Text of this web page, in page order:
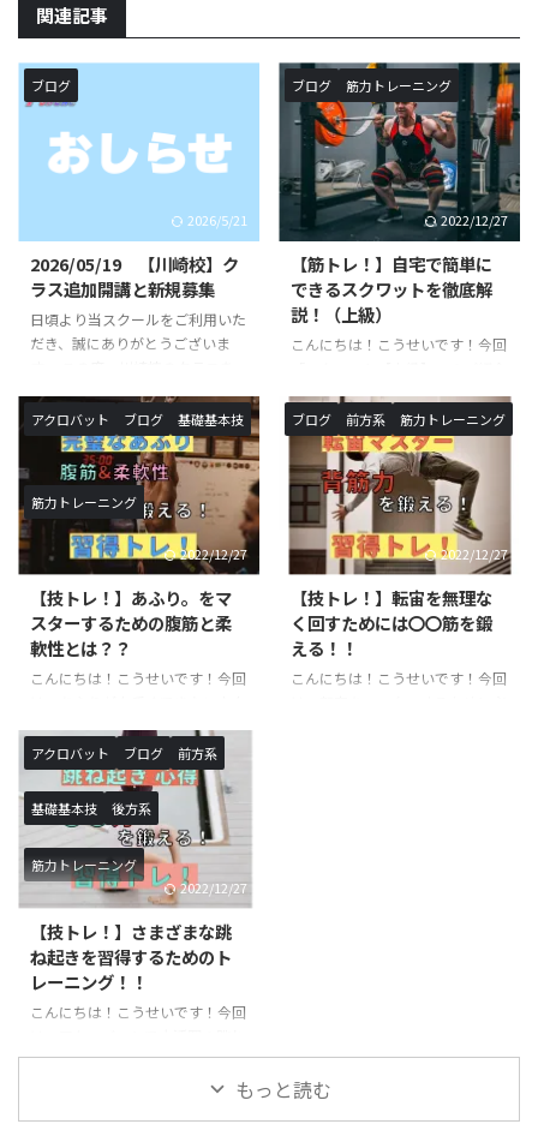
関連記事
ブログ
2026/5/21
2026/05/19 【川崎校】ク
ラス追加開講と新規募集
日頃より当スクールをご利用いた
だき、誠にありがとうございま
象校》◯SHOWBUZZ川崎校 毎
週 月曜日、火曜日〈新規追加ク
ラス〉バク転バク宙集中クラス
※小学生以上対象開講日（開講時
間）：月曜日（１６：１０〜１
７：２０）月額受講料 ￥９，９
００−バク転バク宙集中クラス
間）：火曜日（１６：１０〜１
７：２０）月額受講料 ￥９，９
００−アクロバットクラス ※小
学生以上対象開講日（開講時
８：５０ ...
ブログ 筋力トレーニング
2022/12/27
【筋トレ！】自宅で簡単に
できるスクワットを徹底解
説！（上級）
こんにちは！こうせいです！今回
です。以前ご紹介したスクワット
トレーニング中級の続編です！ス
クワットの名前を聞いたことや、
実際に行った事がある方も多いと
思います。本記事では、スクワッ
トにおける意識・正しい方法・上
級程度のレパートリーをご紹介し
ていきます！ スクワットと
と、上半身を垂直に伸ばしたまま
行う膝の屈伸運動です。一日に数
えきれないほど椅子に座ったり・
立ったりを行なっていますが、こ
アクロバット ブログ 基礎基本技
筋力トレーニング
2022/12/27
【技トレ！】あふり。をマ
スターするための腹筋と柔
軟性とは？？
こんにちは！こうせいです！今回
けの記事になります。あふりは、
基本技を行うにあたって必要な体
の使い方になります。ロンダート
やバク転などを行う際に必須にな
るので、習得したい方や技の熟練
度を上げたい方は必見の記事にな
ります！ あふりとは？？ あふり
は聞き慣れないワードだと思いま
やロンダートを行う際によく使わ
れます。身体をバネのようにして
着手した手の方向に足を入れ込む
動作のことを言います。ジャンプ
手したら一気に足を地面の方向 ...
ブログ 前方系 筋力トレーニング
2022/12/27
【技トレ！】転宙を無理な
く回すためには〇〇筋を鍛
える！！
こんにちは！こうせいです！今回
用されているのをよく目にします
...
アクロバット ブログ 前方系
基礎基本技 後方系
筋力トレーニング
2022/12/27
【技トレ！】さまざまな跳
ね起きを習得するためのト
レーニング！！
こんにちは！こうせいです！今回
起きに関するトレーニングのご紹
介です。さまざまな跳ね起きの種もっと読む